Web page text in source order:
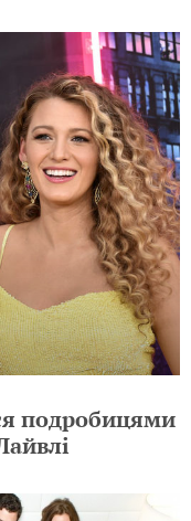
подробицями